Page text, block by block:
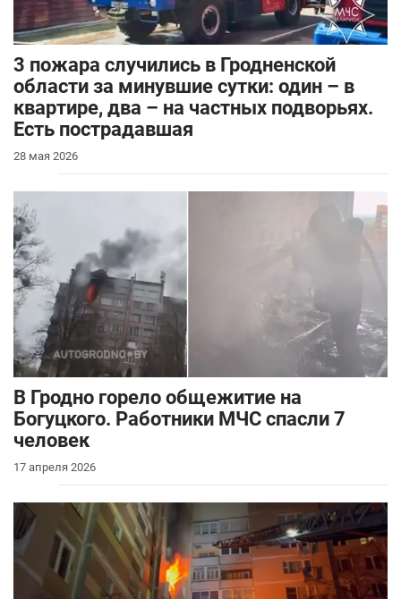
3 пожара случились в Гродненской
области за минувшие сутки: один – в
квартире, два – на частных подворьях.
Есть пострадавшая
28 мая 2026
В Гродно горело общежитие на
Богуцкого. Работники МЧС спасли 7
человек
17 апреля 2026